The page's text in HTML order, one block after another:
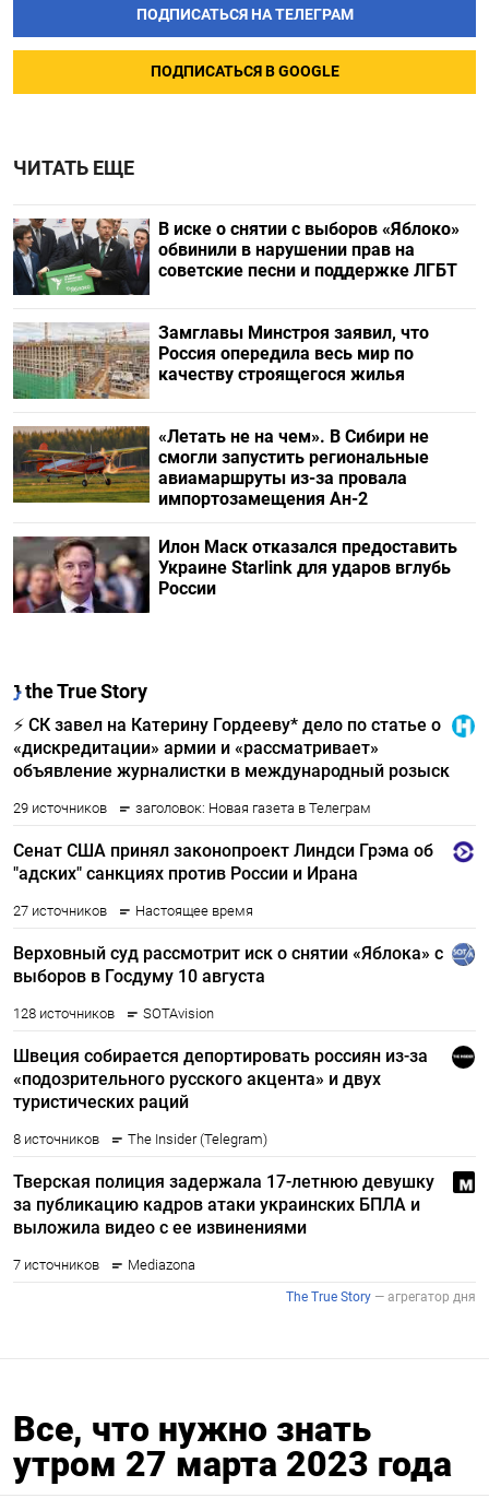
ПОДПИСАТЬСЯ НА ТЕЛЕГРАМ
ПОДПИСАТЬСЯ В GOOGLE
ЧИТАТЬ ЕЩЕ
В иске о снятии с выборов «Яблоко»
обвинили в нарушении прав на
советские песни и поддержке ЛГБТ
Замглавы Минстроя заявил, что
Россия опередила весь мир по
качеству строящегося жилья
«Летать не на чем». В Сибири не
смогли запустить региональные
авиамаршруты из-за провала
импортозамещения Ан-2
Илон Маск отказался предоставить
Украине Starlink для ударов вглубь
России
Все, что нужно знать
утром 27 марта 2023 года